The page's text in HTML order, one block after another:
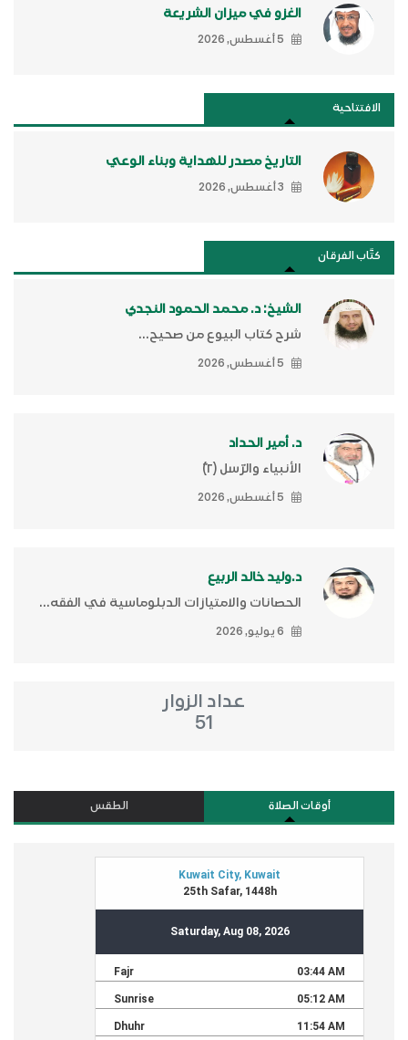
الغزو في ميزان الشريعة
5 أغسطس, 2026
الافتتاحية
التاريخ مصدر للهداية وبناء الوعي
3 أغسطس, 2026
كتَّاب الفرقان
الشيخ: د. محمد الحمود النجدي
شرح كتاب البيوع من صحيح...
5 أغسطس, 2026
د. أمير الحداد
الأنبياء والرّسل (٢)ّ
5 أغسطس, 2026
د.وليد خالد الربيع
الحصانات والامتيازات الدبلوماسية في الفقه...
6 يوليو, 2026
عداد الزوار
51
أوقات الصلاة الطقس